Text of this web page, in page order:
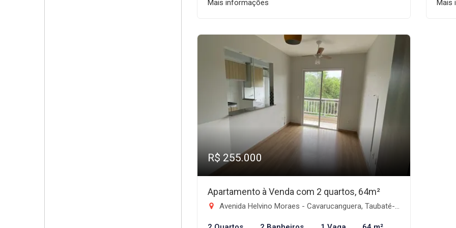
Mais informações Mais
R$ 255.000
Apartamento à Venda com 2 quartos, 64m²
Avenida Helvino Moraes - Cavarucanguera, Taubaté-SP